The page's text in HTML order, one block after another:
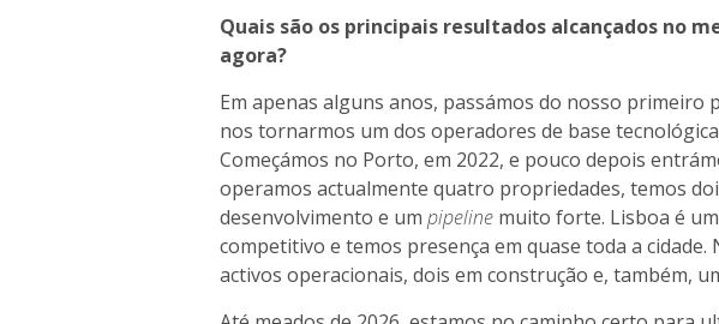
Quais são os principais resultados alcançados no
agora?
Em apenas alguns anos, passámos do nosso primeiro
nos tornarmos um dos operadores de base
Começámos no Porto, em 2022, e pouco depois
operamos actualmente quatro propriedades, temos
desenvolvimento e umpipeline muito forte. Lisboa é
competitivo e temos presença em quase toda a cidade.
activos operacionais, dois em construção e, também,